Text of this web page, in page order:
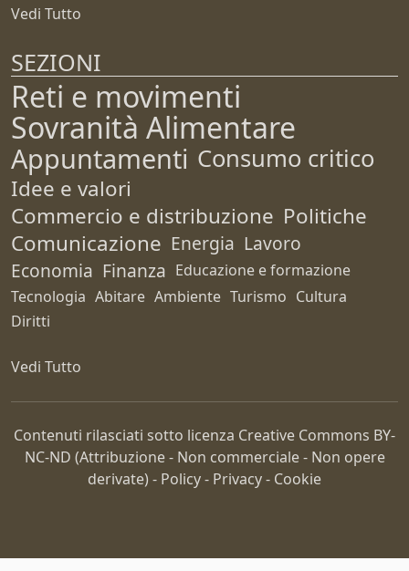
Vedi Tutto
SEZIONI
Reti e movimenti
Sovranità Alimentare
Appuntamenti Consumo critico
Idee e valori
Commercio e distribuzione Politiche
Comunicazione Energia Lavoro
Economia Finanza Educazione e formazione
Tecnologia Abitare Ambiente Turismo Cultura
Diritti
Vedi Tutto
Contenuti rilasciati sotto licenza Creative Commons BY-
NC-ND (Attribuzione - Non commerciale - Non opere
derivate) - Policy- Privacy- Cookie